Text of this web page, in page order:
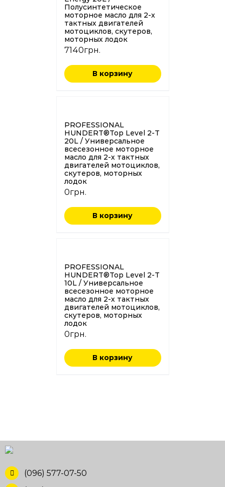
Полусинтетическое
моторное масло для 2-х
тактных двигателей
мотоциклов, скутеров,
моторных лодок
7140грн.
В корзину
PROFESSIONAL
HUNDERT®Top Level 2-T
20L / Универсальное
всесезонное моторное
масло для 2-х тактных
двигателей мотоциклов,
скутеров, моторных
лодок
0грн.
В корзину
PROFESSIONAL
HUNDERT®Top Level 2-T
10L / Универсальное
всесезонное моторное
масло для 2-х тактных
двигателей мотоциклов,
скутеров, моторных
лодок
0грн.
В корзину
(096) 577-07-50